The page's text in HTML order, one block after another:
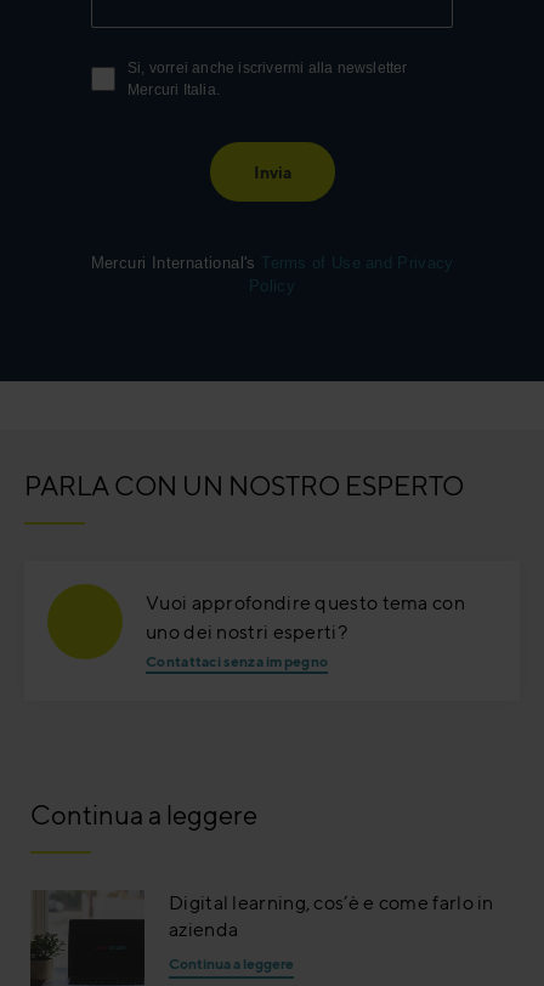
Si, vorrei anche iscrivermi alla newsletter
Mercuri Italia.
Invia
Mercuri International's Terms of Use and Privacy
Policy
PARLA CON UN NOSTRO ESPERTO
Vuoi approfondire questo tema con
uno dei nostri esperti?
Contattaci senza impegno
Continua a leggere
Digital learning, cos’è e come farlo in
azienda
Continua a leggere